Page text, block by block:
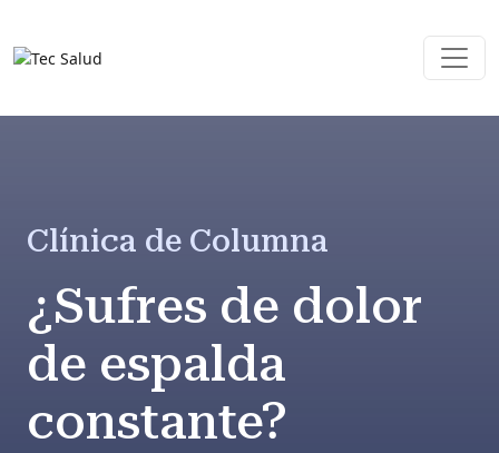
Clínica de Columna
¿Sufres de dolor
de espalda
constante?